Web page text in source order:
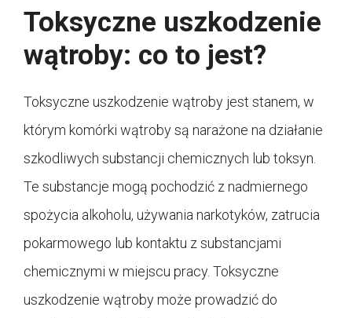
Toksyczne uszkodzenie
wątroby: co to jest?
Toksyczne uszkodzenie wątroby jest stanem, w
którym komórki wątroby są narażone na działanie
szkodliwych substancji chemicznych lub toksyn.
Te substancje mogą pochodzić z nadmiernego
spożycia alkoholu, używania narkotyków, zatrucia
pokarmowego lub kontaktu z substancjami
chemicznymi w miejscu pracy. Toksyczne
uszkodzenie wątroby może prowadzić do